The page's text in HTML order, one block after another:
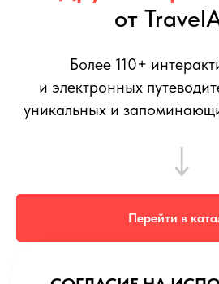
от
Более 110+
и электронных
уникальных и
Перейти в